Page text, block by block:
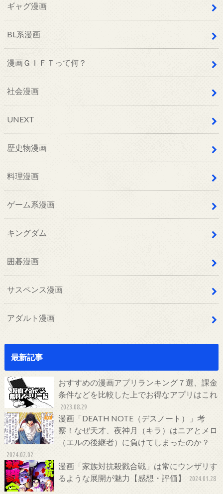
ギャグ漫画
BL系漫画
漫画ＧＩＦＴって何？
社会漫画
UNEXT
歴史物漫画
料理漫画
ゲーム系漫画
キングダム
囲碁漫画
サスペンス漫画
アダルト漫画
最新記事
おすすめの漫画アプリランキング７選、課金
条件などを比較した上でお得なアプリはこれ
2023.08.29
漫画「DEATH NOTE（デスノート）」考
察！なぜ天才、夜神月（キラ）はニアとメロ
（エルの後継者）に負けてしまったのか？
2024.02.02
漫画「家族対抗殺戮合戦」は常にウンザリす
るような展開が魅力【感想・評価】
2024.01.28